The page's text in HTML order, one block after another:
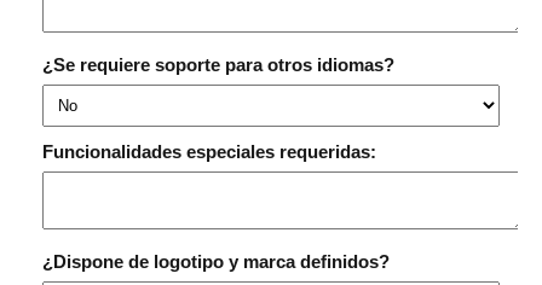
¿Se requiere soporte para otros idiomas?
Funcionalidades especiales requeridas:
¿Dispone de logotipo y marca definidos?